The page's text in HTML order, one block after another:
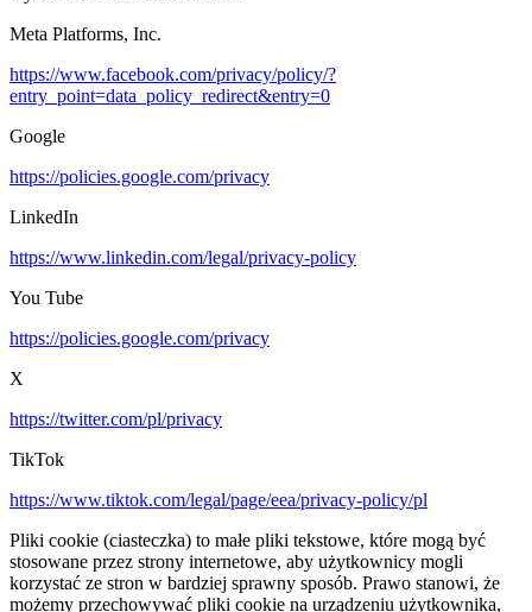
Meta Platforms, Inc.
https://www.facebook.com/privacy/policy/?
entry_point=data_policy_redirect&entry=0
Google
https://policies.google.com/privacy
LinkedIn
https://www.linkedin.com/legal/privacy-policy
You Tube
https://policies.google.com/privacy
X
https://twitter.com/pl/privacy
TikTok
https://www.tiktok.com/legal/page/eea/privacy-policy/pl
Pliki cookie (ciasteczka) to małe pliki tekstowe, które mogą być
stosowane przez strony internetowe, aby użytkownicy mogli
korzystać ze stron w bardziej sprawny sposób. Prawo stanowi, że
możemy przechowywać pliki cookie na urządzeniu użytkownika,